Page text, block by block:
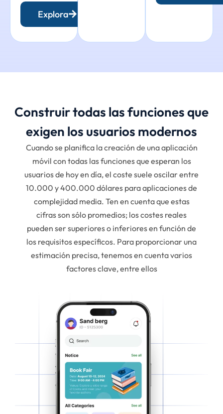
Explora
Construir todas las funciones que
exigen los usuarios modernos
Cuando se planifica la creación de una aplicación
móvil con todas las funciones que esperan los
usuarios de hoy en día, el coste suele oscilar entre
10.000 y 400.000 dólares para aplicaciones de
complejidad media. Ten en cuenta que estas
cifras son sólo promedios; los costes reales
pueden ser superiores o inferiores en función de
los requisitos específicos. Para proporcionar una
estimación precisa, tenemos en cuenta varios
factores clave, entre ellos